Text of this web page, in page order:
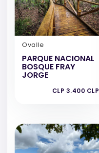
Ovalle
PARQUE NACIONAL
BOSQUE FRAY
JORGE
CLP 3.400 CLP